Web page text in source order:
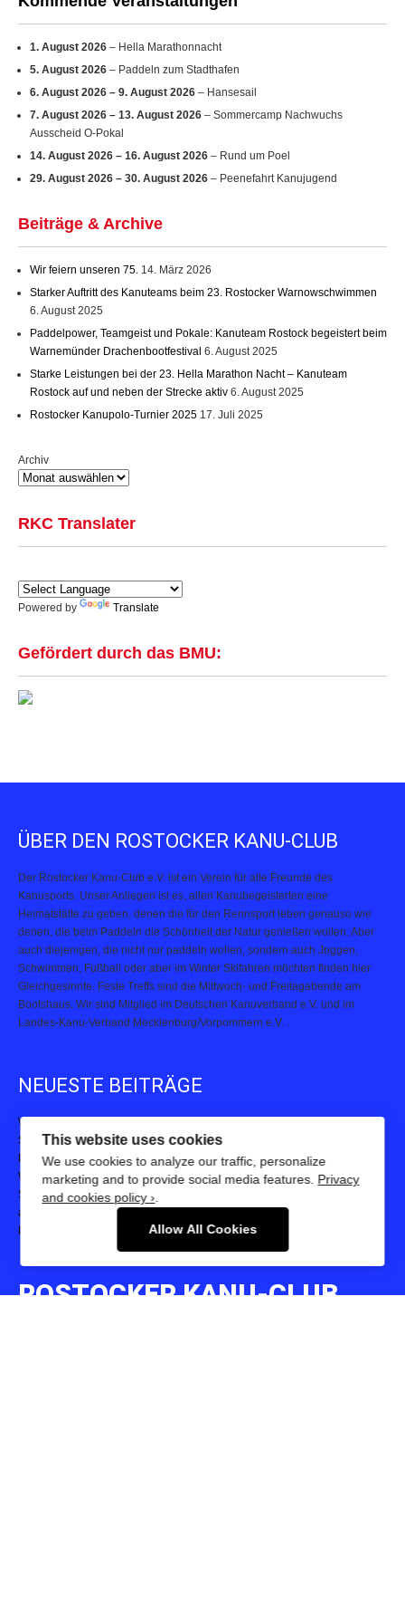
1. August 2026 – Hella Marathonnacht
5. August 2026 – Paddeln zum Stadthafen
6. August 2026
9. August 2026 – Hansesail
7. August 2026
13. August 2026 – Sommercamp Nachwuchs
Ausscheid O-Pokal
14. August 2026
16. August 2026 – Rund um Poel
29. August 2026
30. August 2026 – Peenefahrt Kanujugend
Beiträge & Archive
Wir feiern unseren 75. 14. März 2026
Starker Auftritt des Kanuteams beim 23. Rostocker Warnowschwimmen
6. August 2025
Paddelpower, Teamgeist und Pokale: Kanuteam Rostock begeistert beim
Warnemünder Drachenbootfestival 6. August 2025
Starke Leistungen bei der 23. Hella Marathon Nacht – Kanuteam
Rostock auf und neben der Strecke aktiv
6. August 2025
Rostocker Kanupolo-Turnier 2025 17. Juli 2025
Archiv
RKC Translater
Powered by Translate
Gefördert durch das BMU:
ÜBER DEN ROSTOCKER KANU-CLUB
Der Rostocker Kanu-Club e.V. ist ein Verein für alle Freunde des
Kanusports. Unser Anliegen ist es, allen Kanubegeisterten eine
Heimatstätte zu geben, denen die für den Rennsport leben genauso wie
denen, die beim Paddeln die Schönheit der Natur genießen wollen. Aber
auch diejenigen, die nicht nur paddeln wollen, sondern auch Joggen,
Schwimmen, Fußball oder aber im Winter Skifahren möchten finden hier
Gleichgesinnte. Feste Treffs sind die Mittwoch- und Freitagabende am
Bootshaus. Wir sind Mitglied im Deutschen Kanuverband e.V. und im
Landes-Kanu-Verband Mecklenburg/Vorpommern e.V. .
NEUESTE BEITRÄGE
Wir feiern unseren 75.
Starker Auftritt des Kanuteams beim 23. Rostocker Warnowschwimmen
Paddelpower, Teamgeist und Pokale: Kanuteam Rostock begeistert beim
Warnemünder Drachenbootfestival
Starke Leistungen bei der 23. Hella Marathon Nacht – Kanuteam Rostock
auf und neben der Strecke aktiv
Rostocker Kanupolo-Turnier 2025
ROSTOCKER KANU-CLUB
E.V.
This website uses cookies
We use cookies to analyze our traffic, personalize
marketing and to provide social media features. Privacy
and cookies policy ›.
Allow All Cookies